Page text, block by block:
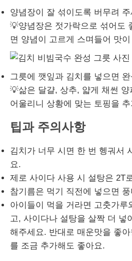
양념장이 잘 섞이도록 버무려
💡양념장은 젓가락으로 섞어도
면 양념이 고르게 스며들어 맛
그릇에 깻잎과 김치를 넣으면
💡삶은 달걀, 상추, 얇게 채썬
어울리니 상황에 맞는 토핑을
팁과 주의사항
김치가 너무 시면 한 번 헹궈서
요.
제로 사이다 사용 시 설탕은 2T
참기름은 먹기 직전에 넣으면
아이들이 먹을 거라면 고춧가루
고, 사이다나 설탕을 살짝 더 넣
해주세요. 반대로 매운맛을 좋
를 조금 추가해도 좋아요.